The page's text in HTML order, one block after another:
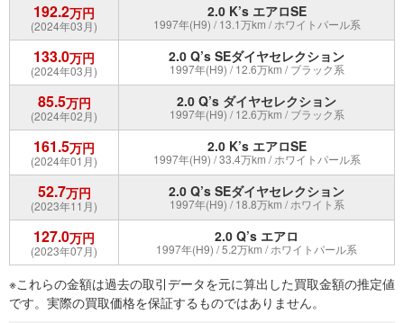
192.2万円
(2024年03月)
2.0 K’s エアロSE
1997年(H9) / 13.1万km / ホワイトパール系
133.0万円
(2024年03月)
2.0 Q’s SEダイヤセレクション
1997年(H9) / 12.6万km / ブラック系
85.5万円
(2024年02月)
2.0 Q’s ダイヤセレクション
1997年(H9) / 12.6万km / ブラック系
161.5万円
(2024年01月)
2.0 K’s エアロSE
1997年(H9) / 33.4万km / ホワイトパール系
52.7万円
(2023年11月)
2.0 Q’s SEダイヤセレクション
1997年(H9) / 18.8万km / ホワイト系
127.0万円
(2023年07月)
2.0 Q’s エアロ
1997年(H9) / 5.2万km / ホワイトパール系
※これらの金額は過去の取引データを元に算出した買取金額の推定値
です。実際の買取価格を保証するものではありません。